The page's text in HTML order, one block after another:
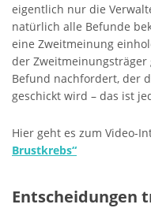
eigentlich nur die
natürlich alle Befunde
eine Zweitmeinung
der
Befund nachfordert, der
geschickt wird – das ist
Hier geht es zum Video-
Brustkrebs“
Entscheidungen